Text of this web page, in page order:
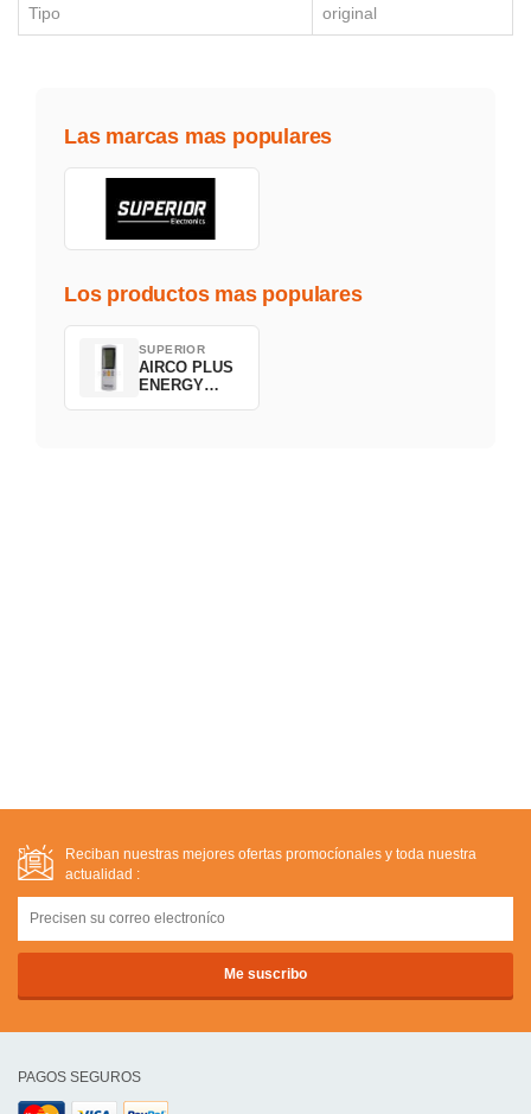
Tipo original
Las marcas mas populares
Los productos mas populares
SUPERIOR
AIRCO PLUS
ENERGY
Reciban nuestras mejores ofertas promocíonales y toda nuestra
actualidad :
PAGOS SEGUROS